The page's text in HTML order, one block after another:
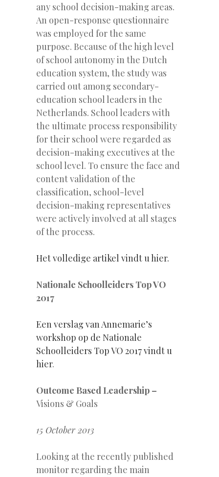
any school decision-making areas.
An open-response questionnaire
was employed for the same
purpose. Because of the high level
of school autonomy in the Dutch
education system, the study was
carried out among secondary-
education school leaders in the
Netherlands. School leaders with
the ultimate process responsibility
for their school were regarded as
decision-making executives at the
school level. To ensure the face and
content validation of the
classification, school-level
decision-making representatives
were actively involved at all stages
of the process.
Het volledige artikel vindt u hier.
Nationale Schoolleiders Top VO
2017
Een verslag van Annemarie’s
workshop op de Nationale
Schoolleiders Top VO 2017 vindt u
hier.
Outcome Based Leadership –
Visions & Goals
15 October 2013
Looking at the recently published
monitor regarding the main